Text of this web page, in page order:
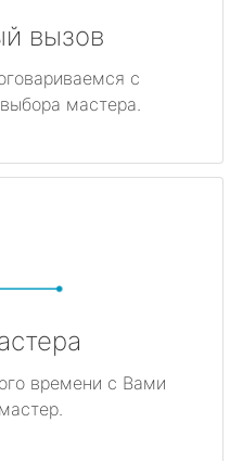
вызов
с
мастера.
времени с Вами